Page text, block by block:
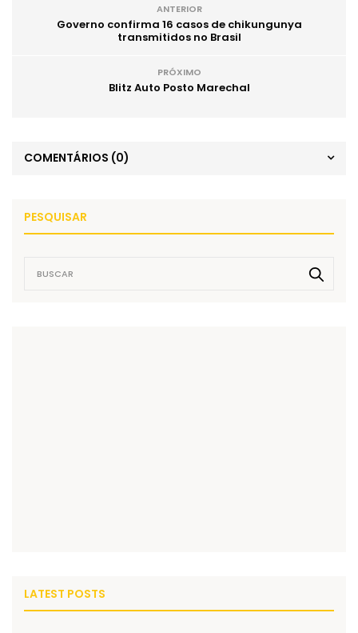
ANTERIOR
Governo confirma 16 casos de chikungunya
transmitidos no Brasil
PRÓXIMO
Blitz Auto Posto Marechal
COMENTÁRIOS (0)
PESQUISAR
LATEST POSTS